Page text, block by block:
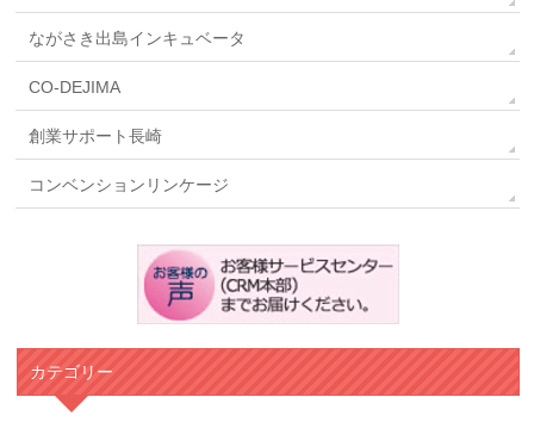
ながさき出島インキュベータ
CO-DEJIMA
創業サポート長崎
コンベンションリンケージ
カテゴリー